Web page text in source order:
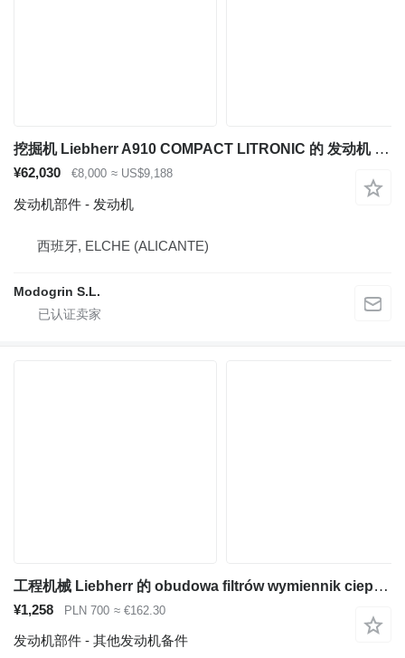
挖掘机 Liebherr A910 COMPACT LITRONIC 的 发动机 Deutz TCD 3.6 L4
¥62,030 €8,000 ≈ US$9,188
发动机部件 - 发动机
西班牙, ELCHE (ALICANTE)
Modogrin S.L.
工程机械 Liebherr 的 obudowa filtrów wymiennik ciepła Liebherr 3201087 过滤器壳体热交换器
¥1,258 PLN 700 ≈ €162.30
发动机部件 - 其他发动机备件